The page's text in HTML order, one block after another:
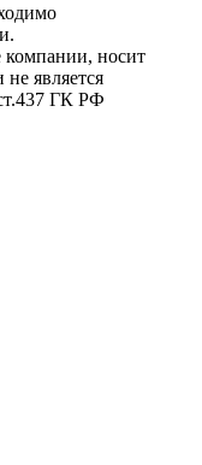
компании, носит
является
ГК РФ